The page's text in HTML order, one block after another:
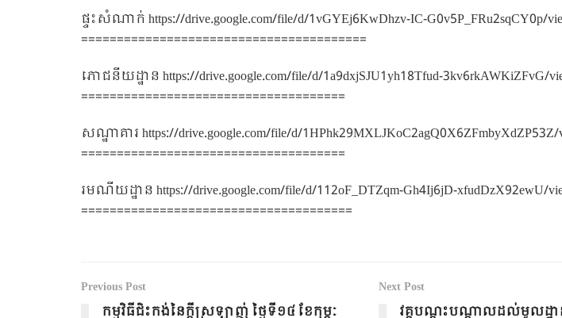
ផ្ទះសំណាក់https://drive.google.com/file/d/1vGYEj6KwDhzv-IC-G0v5P_FRu2sqCY0p/
========================================
ភោជនីយដ្ឋាន https://drive.google.com/file/d/1a9dxjSJU1yh18Tfud-3kv6rkAWKiZFvG/
=====================================
សណ្ឋាគារhttps://drive.google.com/file/d/1HPhk29MXLJKoC2agQ0X6ZFmbyXdZP53Z/
=====================================
រមណីយដ្ឋាន https://drive.google.com/file/d/112oF_DTZqm-Gh4Ij6jD-xfudDzX92ewU/
======================================
Previous Post
កម្មវិធីជិះកង់នៃក្ដីស្រឡាញ់ ថ្ងៃទី១៤ ខែកុម្ភៈ
Next Post
វគ្គបណ្តុះបណ្តាលដល់មូលដ្ឋាន